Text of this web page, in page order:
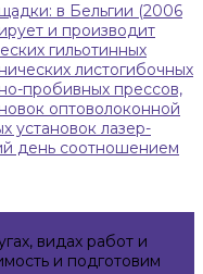
в Бельгии (2006
и производит
гильотинных
листогибочных
пробивных прессов,
оптоволоконной
установок лазер-
день соотношением
видах работ и
и подготовим